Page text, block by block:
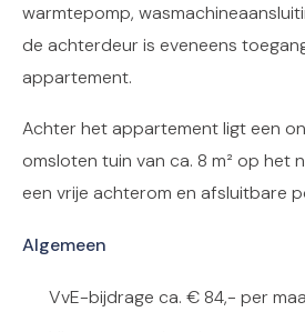
warmtepomp,
de achterdeur is eveneens
appartement.
Achter het appartement ligt een
omsloten tuin van ca. 8 m² op het
een vrije achterom en afsluitbare
Algemeen
VvE-bijdrage ca. € 84,- per